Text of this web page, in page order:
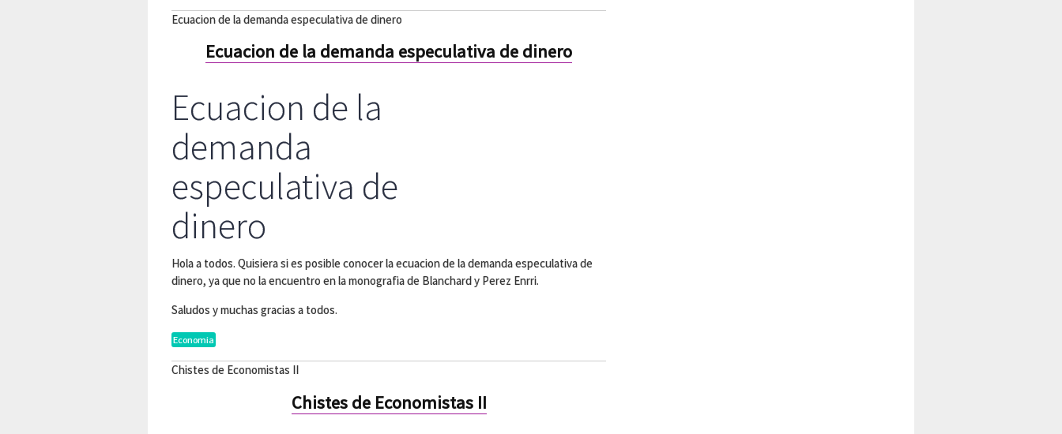
Ecuacion de la demanda especulativa de dinero
Ecuacion de la demanda especulativa de dinero
Ecuacion de la
demanda
especulativa de
dinero
Hola a todos. Quisiera si es posible conocer la ecuacion de la demanda especulativa de
dinero, ya que no la encuentro en la monografia de Blanchard y Perez Enrri.
Saludos y muchas gracias a todos.
Economia
Chistes de Economistas II
Chistes de Economistas II